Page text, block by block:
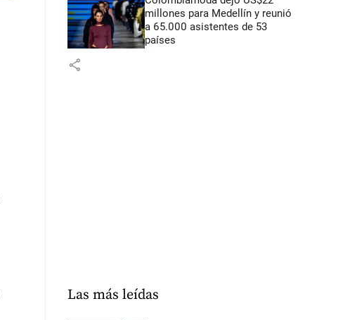
millones para Medellín y reunió
a 65.000 asistentes de 53
países
share
Las más leídas